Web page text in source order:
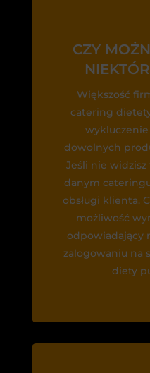
CZY
Większość
catering
dowolnych
Jeśli nie
danym
obsługi klienta.
możliwość
odpowiadający
zalogowaniu na
diety